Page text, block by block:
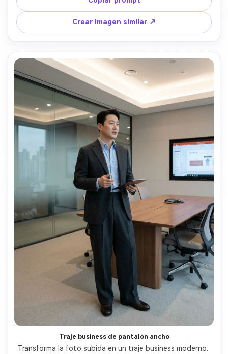
creativo.
Crear imagen similar ↗
Traje business de pantalón ancho
Transforma la foto subida en un traje business moderno.